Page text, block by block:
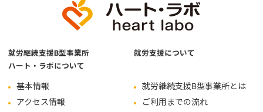
就労継続支援B型事業所
ハート・ラボについて
基本情報
アクセス情報
就労支援について
就労継続支援B型事業所とは
ご利用までの流れ